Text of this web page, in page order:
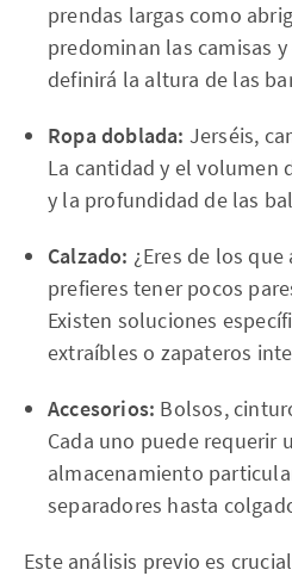
prendas largas como
predominan las camisas
definirá la altura de las
Ropa doblada: Jerséis,
La cantidad y el volumen
y la profundidad de las
Calzado: ¿Eres de los
prefieres tener pocos
Existen soluciones
extraíbles o zapateros
Accesorios: Bolsos,
Cada uno puede requerir
almacenamiento
separadores hasta
Este análisis previo es